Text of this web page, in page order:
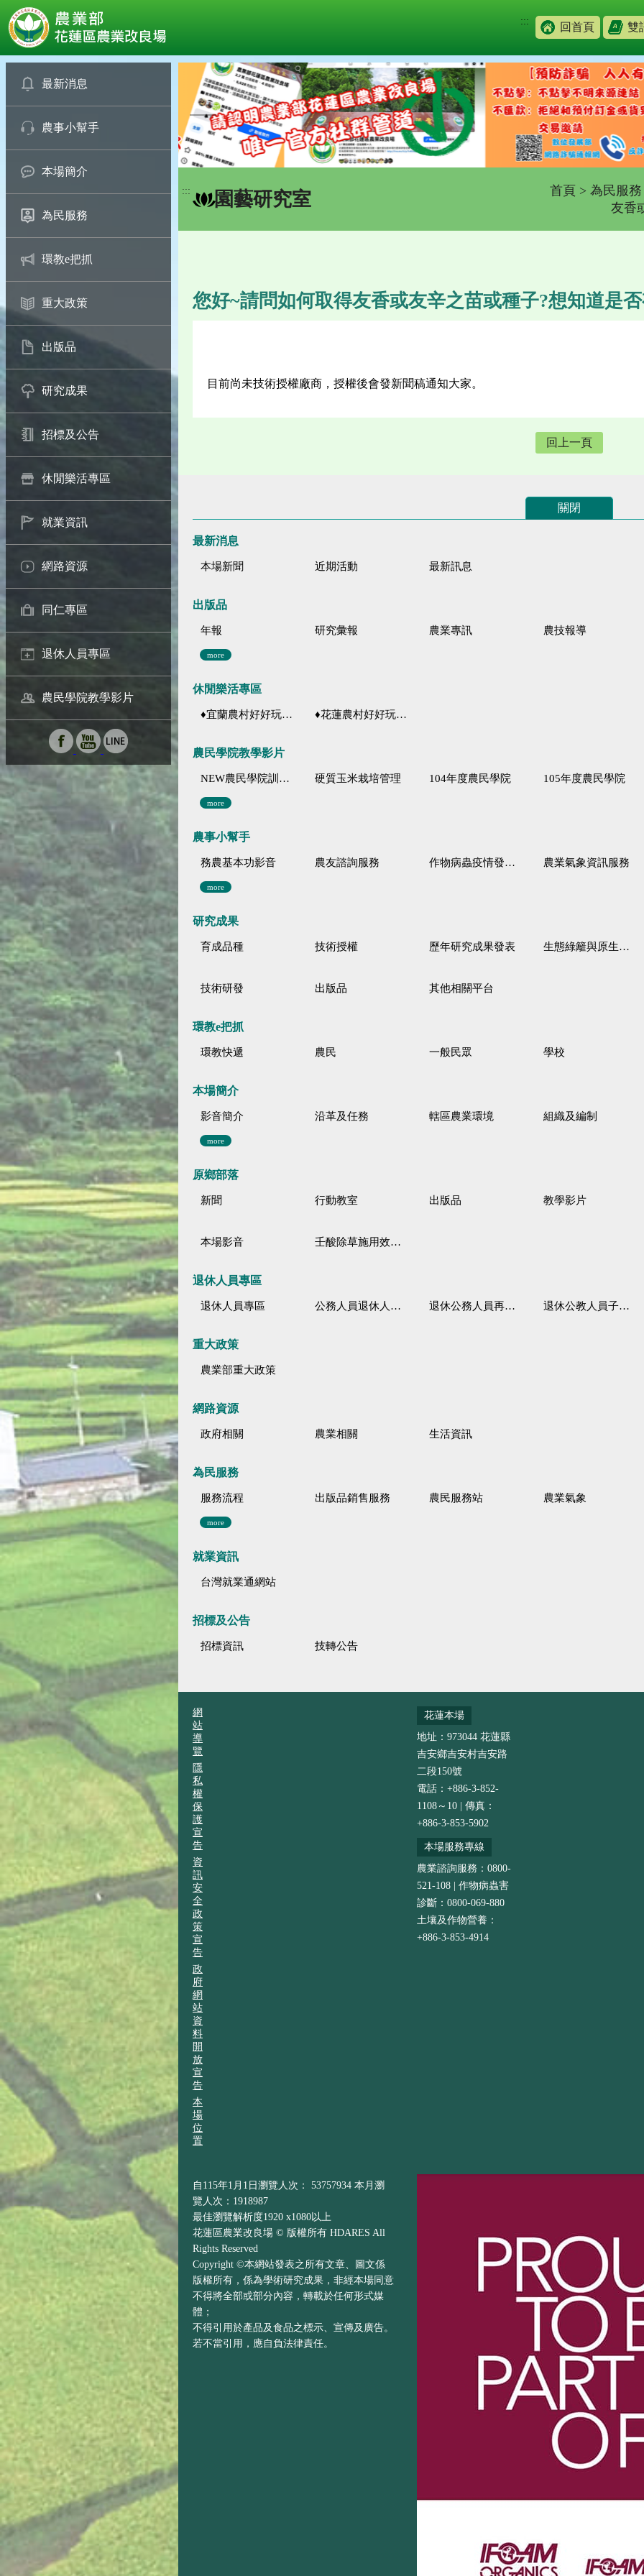
::: 回首頁 雙
最新消息
農事小幫手
本場簡介
為民服務
環教e把抓
重大政策
出版品
研究成果
招標及公告
休閒樂活專區
就業資訊
網路資源
同仁專區
退休人員專區
農民學院教學影片
::: 園藝研究室 首頁 > 為民服務
友香
您好~請問如何取得友香或友辛之苗或種子?想知道是
目前尚未技術授權廠商，授權後會發新聞稿通知大家。
回上一頁
關閉
最新消息
本場新聞 近期活動 最新訊息
出版品
年報 研究彙報 農業專訊 農技報導
more
休閒樂活專區
♦宜蘭農村好好玩 ♦「農、藝、山、水」四條遊程推薦 ♦花蓮農村好好玩♦「原、生、慢、活」四條遊程推薦
農民學院教學影片
NEW農民學院訓練影音分類 硬質玉米栽培管理 104年度農民學院 105年度農民學院
more
農事小幫手
務農基本功影音 農友諮詢服務 作物病蟲疫情發生預測 農業氣象資訊服務
more
研究成果
育成品種 技術授權 歷年研究成果發表 生態綠籬與原生野花植生毯
技術研發 出版品 其他相關平台
環教e把抓
環教快遞 農民 一般民眾 學校
本場簡介
影音簡介 沿革及任務 轄區農業環境 組織及編制
more
原鄉部落
新聞 行動教室 出版品 教學影片
本場影音 壬酸除草施用效果觀察
退休人員專區
退休人員專區 公務人員退休人員法施行細則 退休公務人員再任職務 退休公教人員子女教育補助規定
重大政策
農業部重大政策
網路資源
政府相關 農業相關 生活資訊
為民服務
服務流程 出版品銷售服務 農民服務站 農業氣象
more
就業資訊
台灣就業通網站
招標及公告
招標資訊 技轉公告
網
站
導
覽
隱
私
權
保
護
宣
告
資
訊
安
全
政
策
宣
告
政
府
網
站
資
料
開
放
宣
告
本
場
位
置
花蓮本場
地址：973044 花蓮縣
吉安鄉吉安村吉安路
二段150號
電話：+886-3-852-
1108～10 | 傳真：
+886-3-853-5902
本場服務專線
農業諮詢服務：0800-
521-108 | 作物病蟲害
診斷：0800-069-880
土壤及作物營養：
+886-3-853-4914
自115年1月1日瀏覽人次： 53757934 本月瀏
覽人次：1918987
最佳瀏覽解析度1920 x1080以上
花蓮區農業改良場 © 版權所有 HDARES All
Rights Reserved
Copyright ©本網站發表之所有文章、圖文係
版權所有，係為學術研究成果，非經本場同意
不得將全部或部分內容，轉載於任何形式媒
體；
不得引用於產品及食品之標示、宣傳及廣告。
若不當引用，應自負法律責任。